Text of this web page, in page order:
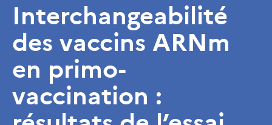
Interchangeabilité
des vaccins ARNm
en primo-
vaccination :